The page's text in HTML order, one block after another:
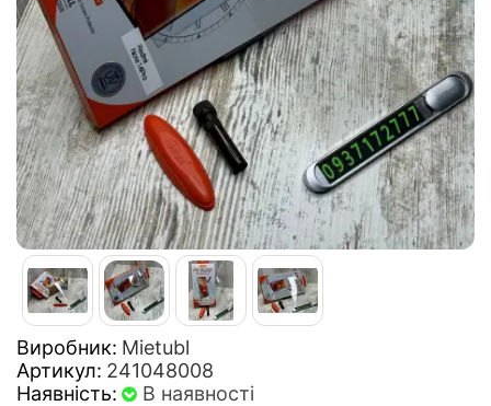
Виробник: Mietubl
Артикул: 241048008
Наявність:
В наявності